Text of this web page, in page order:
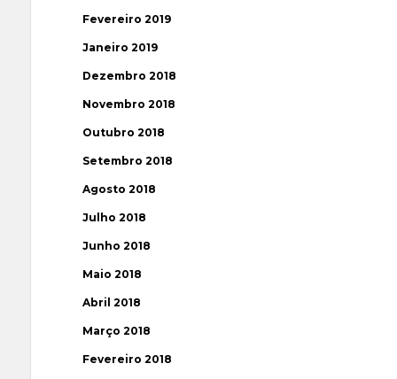
Fevereiro 2019
Janeiro 2019
Dezembro 2018
Novembro 2018
Outubro 2018
Setembro 2018
Agosto 2018
Julho 2018
Junho 2018
Maio 2018
Abril 2018
Março 2018
Fevereiro 2018